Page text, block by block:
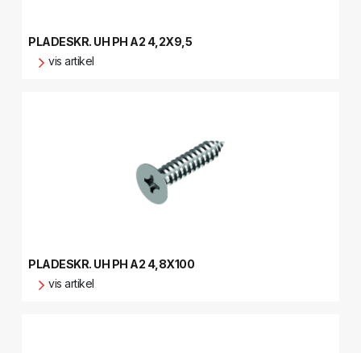
PLADESKR. UH PH A2 4,2X9,5
vis artikel
PLADESKR. UH PH A2 4,8X100
vis artikel